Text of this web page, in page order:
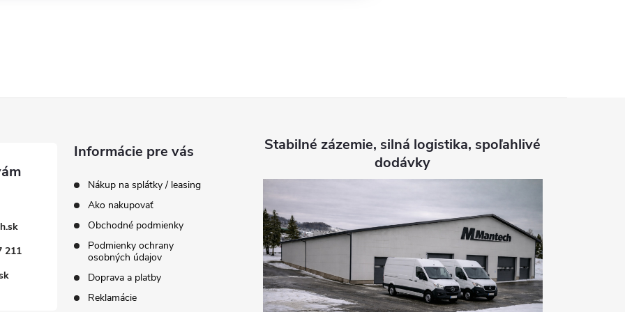
211
Informácie pre vás
Nákup na splátky / leasing
Ako nakupovať
Obchodné podmienky
Podmienky ochrany
osobných údajov
Doprava a platby
Reklamácie
Stabilné zázemie, silná logistika, spoľahlivé
dodávky